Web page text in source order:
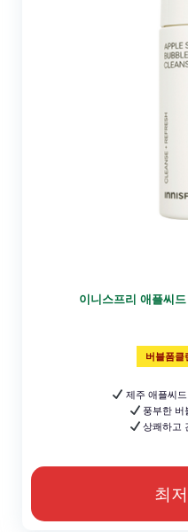
이니스프리 애플씨
버블폼클
제주 애플씨
풍부한 버
상쾌하고
최